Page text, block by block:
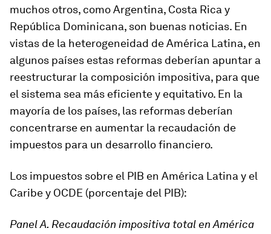
muchos otros, como Argentina, Costa Rica y
República Dominicana, son buenas noticias. En
vistas de la heterogeneidad de América Latina, en
algunos países estas reformas deberían apuntar a
reestructurar la composición impositiva, para que
el sistema sea más eficiente y equitativo. En la
mayoría de los países, las reformas deberían
concentrarse en aumentar la recaudación de
impuestos para un desarrollo financiero.
Los impuestos sobre el PIB en América Latina y el
Caribe y OCDE (porcentaje del PIB):
Panel A. Recaudación impositiva total en América